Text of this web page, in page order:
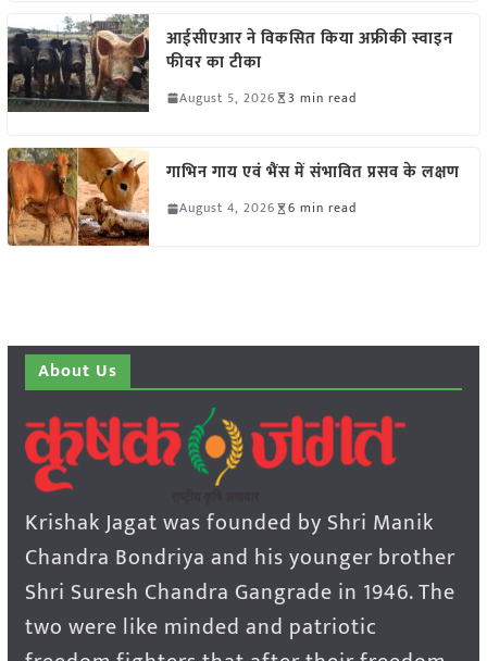
आईसीएआर ने विकसित किया अफ्रीकी स्वाइन
फीवर का टीका
August 5, 2026 3 min read
गाभिन गाय एवं भैंस में संभावित प्रसव के लक्षण
August 4, 2026 6 min read
About Us
Krishak Jagat was founded by Shri Manik
Chandra Bondriya and his younger brother
Shri Suresh Chandra Gangrade in 1946. The
two were like minded and patriotic